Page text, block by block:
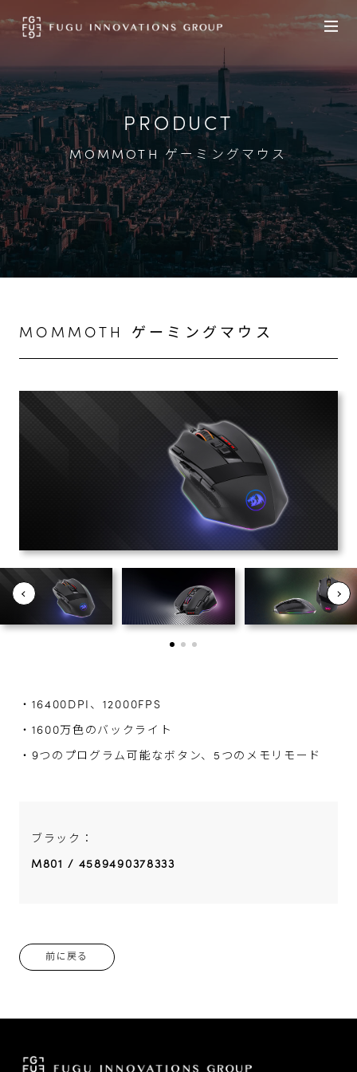
PRODUCT
MOMMOTH ゲーミングマウス
MOMMOTH ゲーミングマウス
・16400DPI、12000FPS
・1600万色のバックライト
・9つのプログラム可能なボタン、5つのメモリモード
ブラック：
M801 / 4589490378333
前に戻る